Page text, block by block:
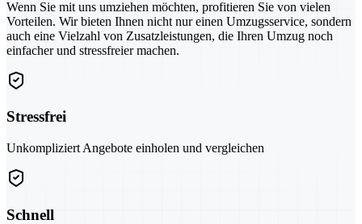
Wenn Sie mit uns umziehen möchten, profitieren Sie von vielen
Vorteilen. Wir bieten Ihnen nicht nur einen Umzugsservice, sondern
auch eine Vielzahl von Zusatzleistungen, die Ihren Umzug noch
einfacher und stressfreier machen.
Stressfrei
Unkompliziert Angebote einholen und vergleichen
Schnell